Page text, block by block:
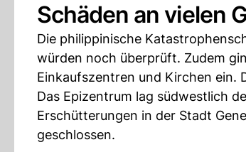
Schäden an vielen
Die philippinische
würden noch überprüft. Zudem
Einkaufszentren und Kirchen ein.
Das Epizentrum lag südwestlich
Erschütterungen in der Stadt
geschlossen.